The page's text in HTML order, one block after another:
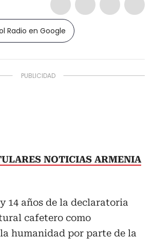
Radio en Google
NOTICIAS ARMENIA
14 años de la declaratoria
cafetero como
humanidad por parte de la